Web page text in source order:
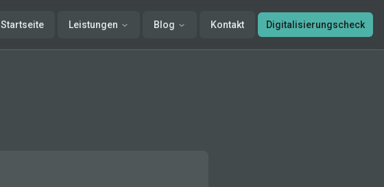
Startseite Leistungen Blog Kontakt Digitalisierungscheck